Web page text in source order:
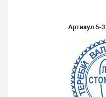
Артикул 5-3